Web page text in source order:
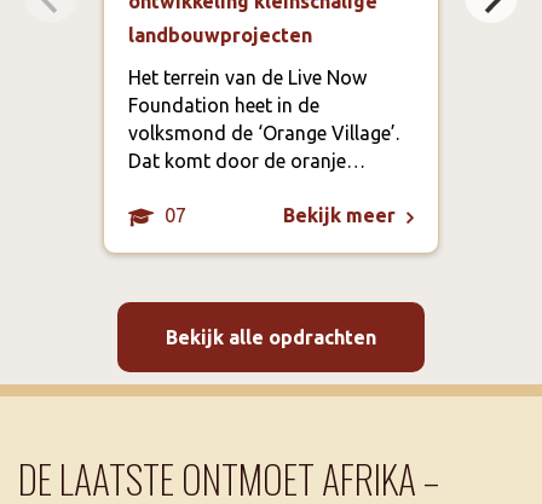
landbouwprojecten
Het terrein van de Live Now
Foundation heet in de
volksmond de ‘Orange Village’.
Dat komt door de oranje…
07 Bekijk meer
Bekijk alle opdrachten
DE LAATSTE ONTMOET AFRIKA –